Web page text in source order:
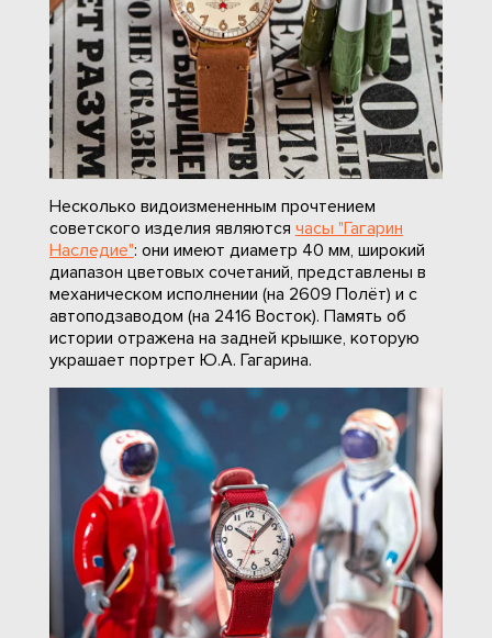
Несколько видоизмененным прочтением
советского изделия являются часы "Гагарин
Наследие": они имеют диаметр 40 мм, широкий
диапазон цветовых сочетаний, представлены в
механическом исполнении (на 2609 Полёт) и с
автоподзаводом (на 2416 Восток). Память об
истории отражена на задней крышке, которую
украшает портрет Ю.А. Гагарина.